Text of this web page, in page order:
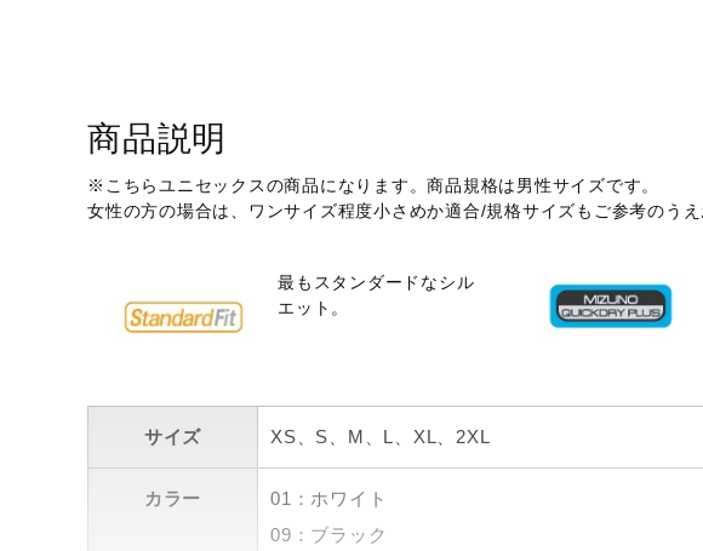
商品説明
※こちらユニセックスの商品になります。商品規格は男性サイズです。
女性の方の場合は、ワンサイズ程度小さめか適合/規格サイズもご参考のうえ
最もスタンダードなシル
エット。
サイズ XS、S、M、L、XL、2XL
カラー
01：ホワイト
09：ブラック